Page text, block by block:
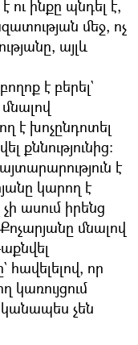
ու ինքը պնդել է,
մեջ, ոչ
այլև
է բերել`
է խոչընդոտել
քննությունից։
է
կարող է
ասում իրենց
մնալով
հավելելով, որ
կառույցում
չեն